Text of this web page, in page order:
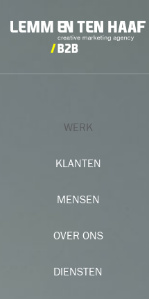
WERK
KLANTEN
MENSEN
OVER ONS
DIENSTEN